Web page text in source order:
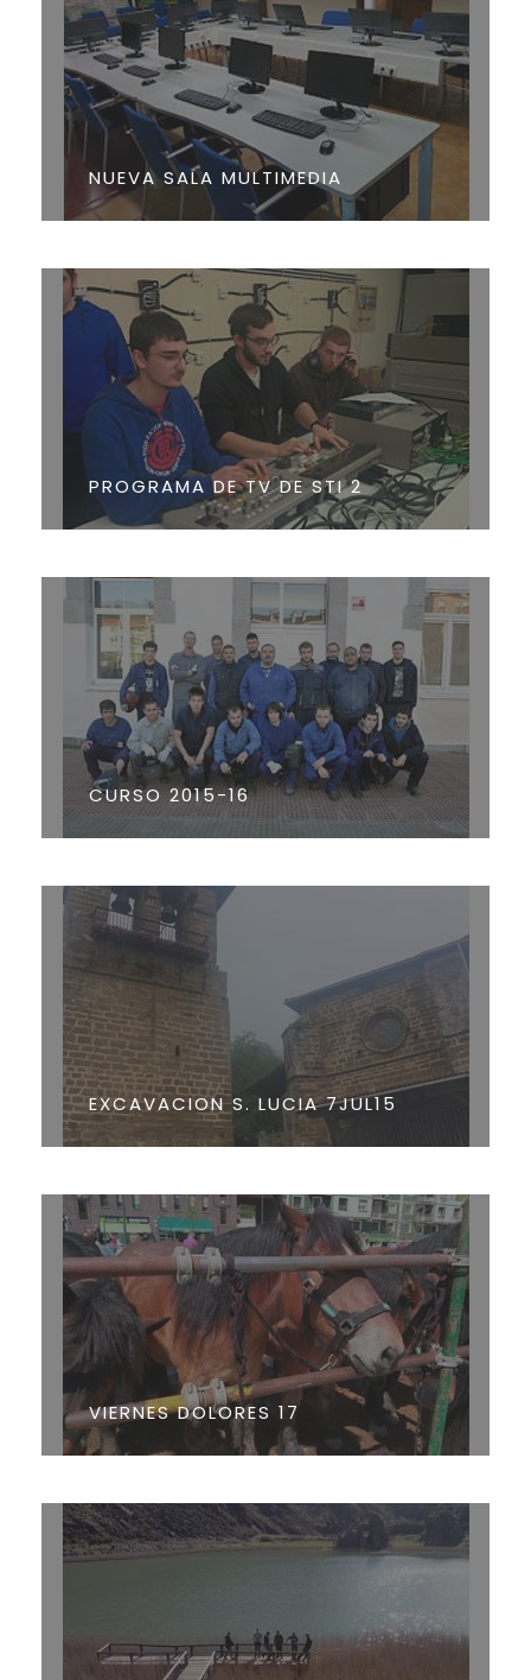
NUEVA SALA MULTIMEDIA
PROGRAMA DE TV DE STI 2
CURSO 2015-16
EXCAVACION S. LUCIA 7JUL15
VIERNES DOLORES 17